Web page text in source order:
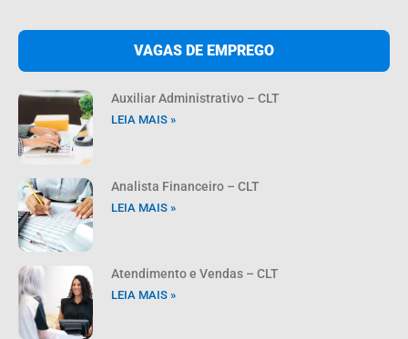
VAGAS DE EMPREGO
Auxiliar Administrativo – CLT
LEIA MAIS »
Analista Financeiro – CLT
LEIA MAIS »
Atendimento e Vendas – CLT
LEIA MAIS »